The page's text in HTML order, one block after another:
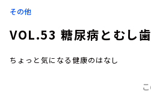
その他
VOL.53 糖尿病とむし歯
ちょっと気になる健康のはなし